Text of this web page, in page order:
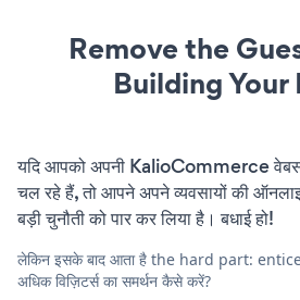
Remove the
Building Your
यदि आपको अपनी KalioCommerce
चल रहे हैं, तो आपने अपने व्यवसायों की
बड़ी चुनौती को पार कर लिया है। बधाई हो!
लेकिन इसके बाद आता है the hard part:
अधिक विज़िटर्स का समर्थन कैसे करें?